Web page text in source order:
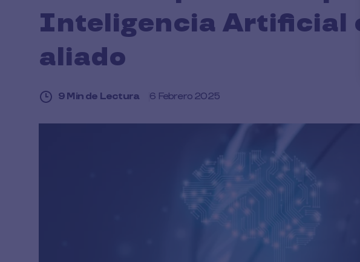
Inteligencia Artificial
aliado
9 Min de Lectura 6 Febrero 2025